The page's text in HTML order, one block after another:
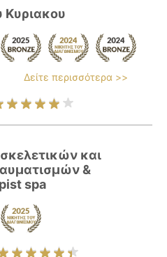
Κυριακου
Δείτε περισσότερα >>
και
&
spa